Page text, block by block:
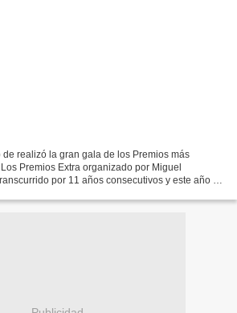
de realizó la gran gala de los Premios más
Premios Extra organizado por Miguel
por 11 años consecutivos y este año no